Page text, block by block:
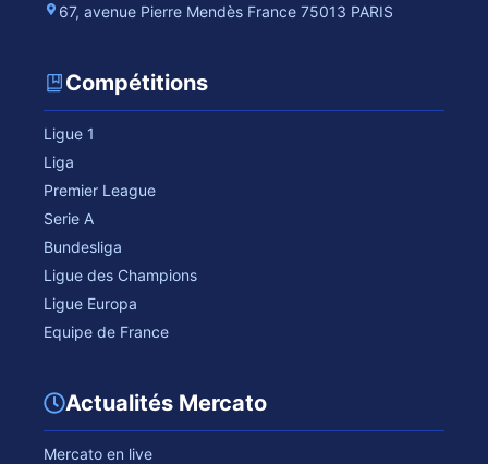
67, avenue Pierre Mendès France 75013 PARIS
Compétitions
Ligue 1
Liga
Premier League
Serie A
Bundesliga
Ligue des Champions
Ligue Europa
Equipe de France
Actualités Mercato
Mercato en live